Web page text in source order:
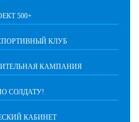
500+
КЛУБ
КАМПАНИЯ
СОЛДАТУ!
КАБИНЕТ